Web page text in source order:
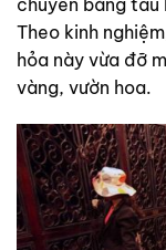
Theo kinh
hỏa này vừa đỡ
vàng, vườn hoa.